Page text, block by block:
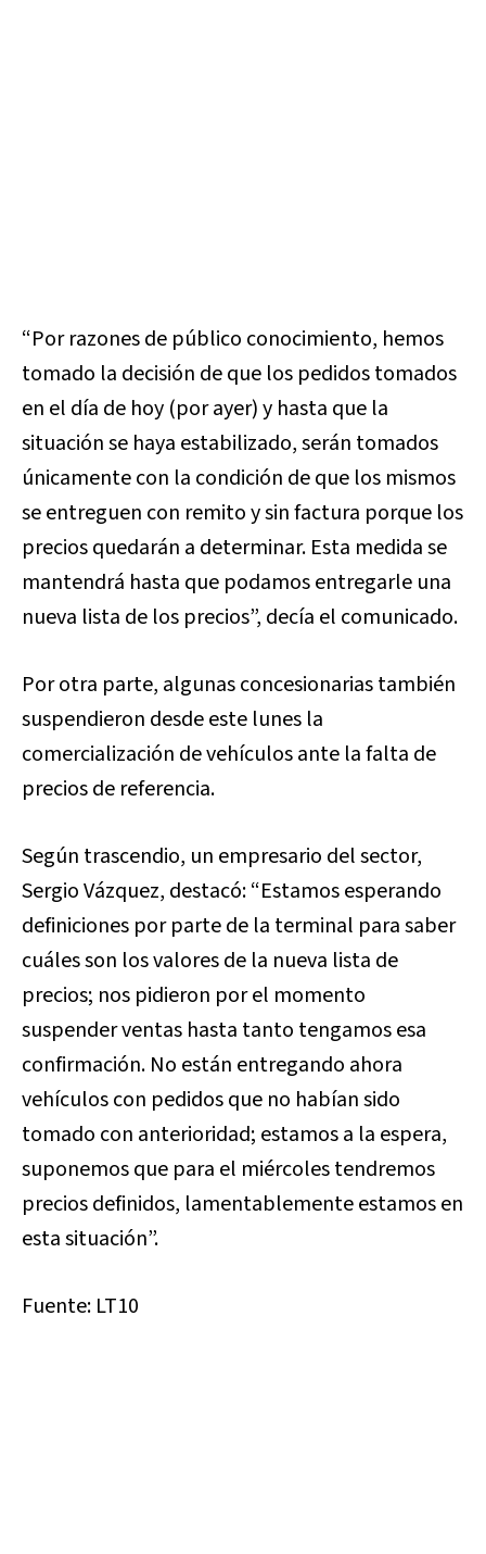
“Por razones de público conocimiento, hemos
tomado la decisión de que los pedidos tomados
en el día de hoy (por ayer) y hasta que la
situación se haya estabilizado, serán tomados
únicamente con la condición de que los mismos
se entreguen con remito y sin factura porque los
precios quedarán a determinar. Esta medida se
mantendrá hasta que podamos entregarle una
nueva lista de los precios”, decía el comunicado.
Por otra parte, algunas concesionarias también
suspendieron desde este lunes la
comercialización de vehículos ante la falta de
precios de referencia.
Según trascendio, un empresario del sector,
Sergio Vázquez, destacó: “Estamos esperando
definiciones por parte de la terminal para saber
cuáles son los valores de la nueva lista de
precios; nos pidieron por el momento
suspender ventas hasta tanto tengamos esa
confirmación. No están entregando ahora
vehículos con pedidos que no habían sido
tomado con anterioridad; estamos a la espera,
suponemos que para el miércoles tendremos
precios definidos, lamentablemente estamos en
esta situación”.
Fuente: LT10